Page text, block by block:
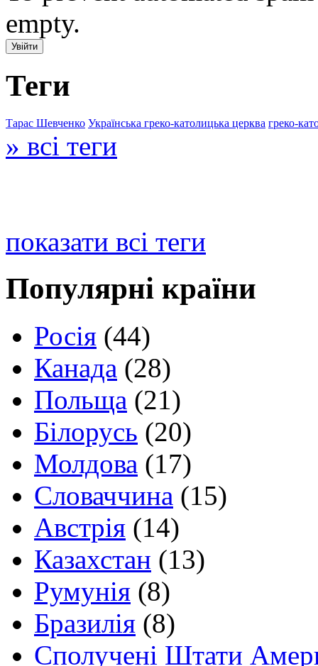
empty.
Теги
Тарас Шевченко Українська греко-католицька церква греко-
» всі теги
показати всі теги
Популярні країни
Росія (44)
Канада (28)
Польща (21)
Білорусь (20)
Молдова (17)
Словаччина (15)
Австрія (14)
Казахстан (13)
Румунія (8)
Бразилія (8)
Сполучені Штати